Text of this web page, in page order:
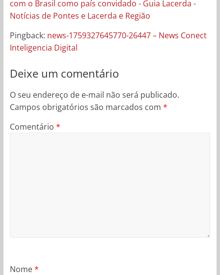
com o Brasil como país convidado - Guia Lacerda -
Notícias de Pontes e Lacerda e Região
Pingback: news-1759327645770-26447 – News Conect
Inteligencia Digital
Deixe um comentário
O seu endereço de e-mail não será publicado.
Campos obrigatórios são marcados com *
Comentário *
Nome*